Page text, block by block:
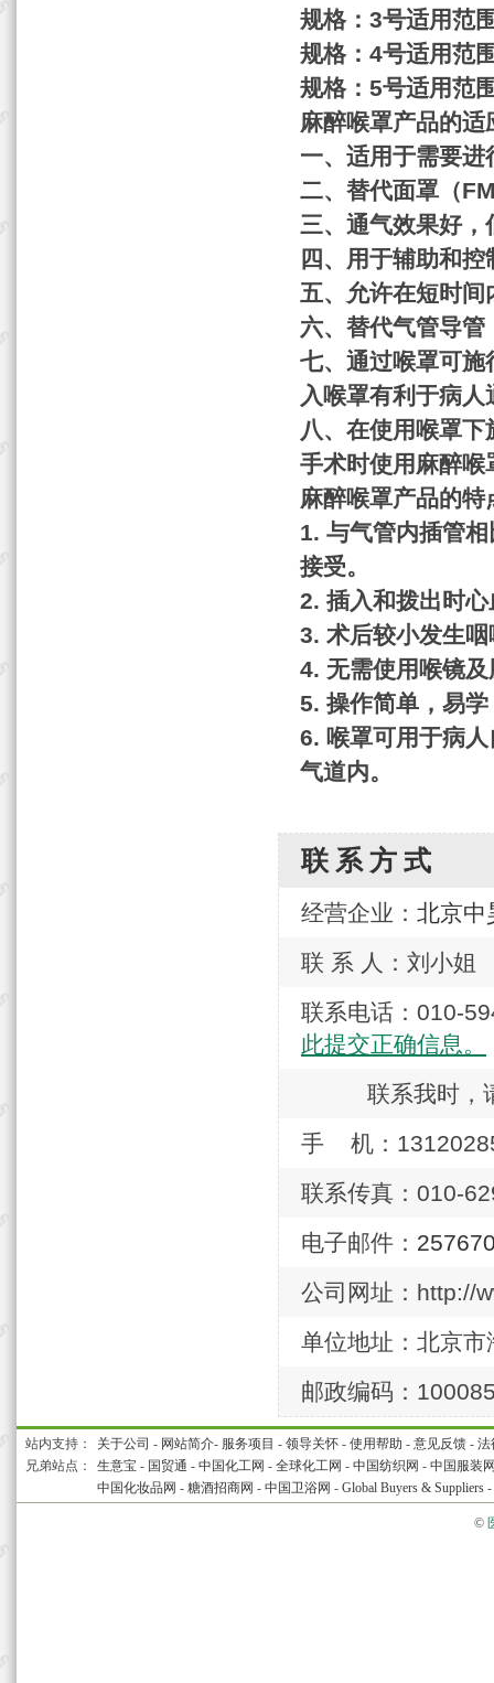
规格： 3号适用范
规格： 4号适用范
规格： 5号适用范
麻醉喉罩产品的适
一、适用于需要进
二、替代面罩（
三、通气效果好，
四、用于辅助和
五、允许在短时间
六、替代气管导管
七、通过喉罩可施
入喉罩有利于病人
八、在使用喉罩
手术时使用麻醉喉
麻醉喉罩产品的特
1. 与气管内插管
接受。
2. 插入和拨出时
3. 术后较小发生
4. 无需使用喉镜
5. 操作简单，易
6. 喉罩可用于病
气道内。
联系方式
经营企业： 北京中
联 系 人：刘小姐
联系电话：
此提交正确信息。
联系我时，
手 机：
联系传真：010-
电子邮件：
公司网址：http://
单位地址：北京
邮政编码：
站内支持： 关于公司 - 网站简介- 服务项目 - 领导关怀 - 使用帮助 - 意见反馈 - 法
兄弟站点：
生意宝 - 国贸通 - 中国化工网 - 全球化工网 - 中国纺织网 - 中国服装
中国化妆品网 - 糖酒招商网 - 中国卫浴网 - Global Buyers & Suppliers -
©